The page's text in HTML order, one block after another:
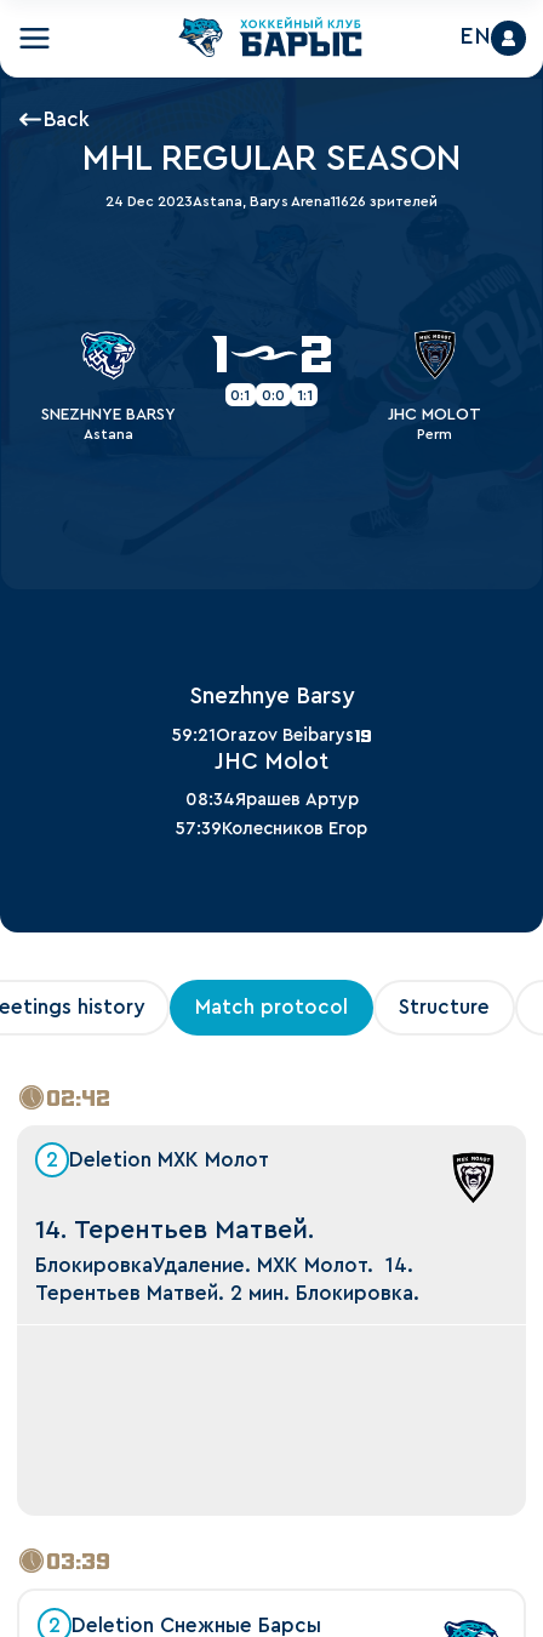
EN
Back
MHL REGULAR SEASON
24 Dec 2023Astana, Barys Arena11626 зрителей
SNEZHNYE BARSY
Astana
1 2
0:1 0:0 1:1
JHC MOLOT
Perm
Snezhnye Barsy
59:21 Orazov Beibarys19
JHC Molot
08:34Ярашев Артур
57:39 Колесников Егор
history Match protocol Structure
02:42
2 Deletion МХК Молот
14. Терентьев Матвей.
БлокировкаУдаление. МХК Молот. 14.
Терентьев Матвей. 2 мин. Блокировка.
03:39
2 Deletion Снежные Барсы